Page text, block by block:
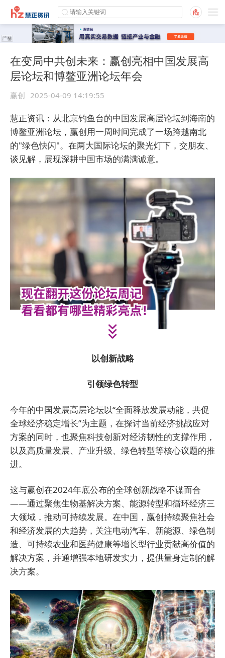
在变局中共创未来：赢创亮相中国发展高
层论坛和博鳌亚洲论坛年会
赢创 2025-04-09 14:19:55
慧正资讯：从北京钓鱼台的中国发展高层论坛到海南的
博鳌亚洲论坛，赢创用一周时间完成了一场跨越南北
的"绿色快闪"。在两大国际论坛的聚光灯下，交朋友、
谈见解，展现深耕中国市场的满满诚意。
以创新战略
引领绿色转型
今年的中国发展高层论坛以“全面释放发展动能，共促
全球经济稳定增长”为主题，在探讨当前经济挑战应对
方案的同时，也聚焦科技创新对经济韧性的支撑作用，
以及高质量发展、产业升级、绿色转型等核心议题的推
进。
这与赢创在2024年底公布的全球创新战略不谋而合
——通过聚焦生物基解决方案、能源转型和循环经济三
大领域，推动可持续发展。在中国，赢创持续聚焦社会
和经济发展的大趋势，关注电动汽车、新能源、绿色制
造、可持续农业和医药健康等增长型行业贡献高价值的
解决方案，并通增强本地研发实力，提供量身定制的解
决方案。